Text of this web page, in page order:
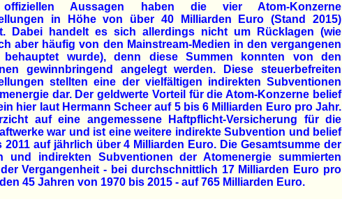
Aussagen haben die vier Atom-Konzerne
in Höhe von über 40 Milliarden Euro (Stand 2015)
Dabei handelt es sich allerdings nicht um Rücklagen (wie
aber häufig von den Mainstream-Medien in den vergangenen
behauptet wurde), denn diese Summen konnten von den
gewinnbringend angelegt werden. Diese steuerbefreiten
stellten eine der vielfältigen indirekten Subventionen
dar. Der geldwerte Vorteil für die Atom-Konzerne belief
hier laut Hermann Scheer auf 5 bis 6 Milliarden Euro pro Jahr.
auf eine angemessene Haftpflicht-Versicherung für die
war und ist eine weitere indirekte Subvention und belief
2011 auf jährlich über 4 Milliarden Euro. Die Gesamtsumme der
und indirekten Subventionen der Atomenergie summierten
Vergangenheit - bei durchschnittlich 17 Milliarden Euro pro
45 Jahren von 1970 bis 2015 - auf 765 Milliarden Euro.